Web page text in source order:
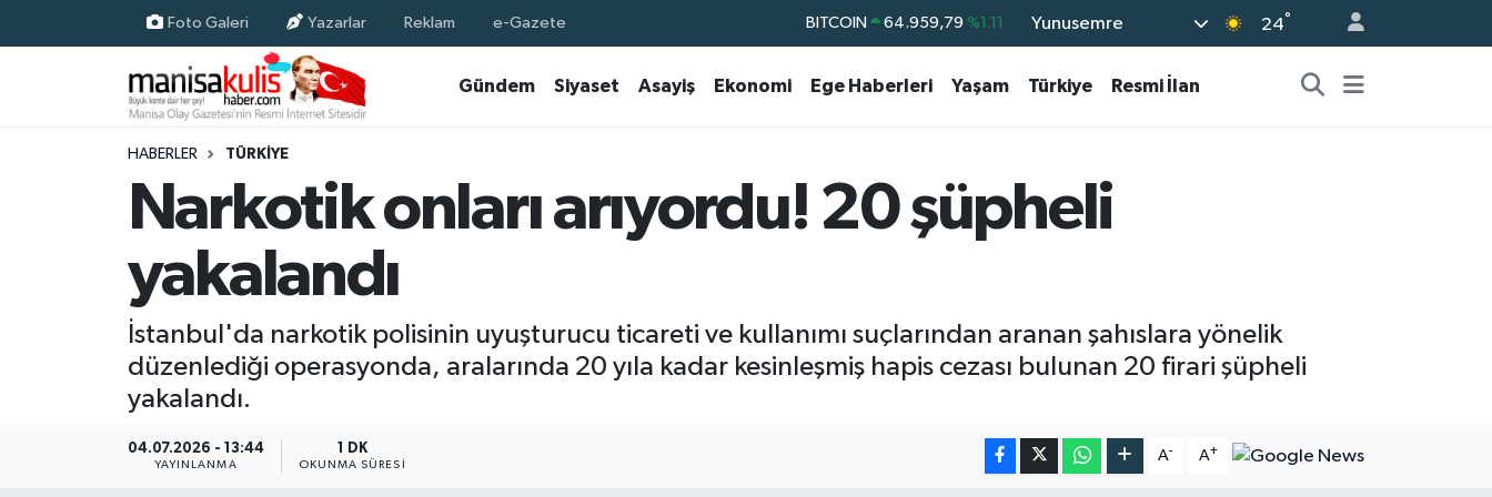
Foto Galeri Yazarlar Reklam e-Gazete BITCOIN 64.959,79 %1.11
GRAM ALTIN 6660.55 %0.03
BİST100 13.779 %-14
Yunusemre 24°
Gündem Siyaset Asayiş Ekonomi Ege Haberleri Yaşam Türkiye Resmi İlan
HABERLER TÜRKIYE
Narkotik onları arıyordu! 20 şüpheli
yakalandı
İstanbul'da narkotik polisinin uyuşturucu ticareti ve kullanımı suçlarından aranan şahıslara yönelik
düzenlediği operasyonda, aralarında 20 yıla kadar kesinleşmiş hapis cezası bulunan 20 firari şüpheli
yakalandı.
04.07.2026 - 13:44
YAYINLANMA
1 DK
OKUNMA SÜRESI
A- A+
Gündem
Resmi İlan
Yunusemre Nöbetçi Eczaneler
Yunusemre Trafik Yoğunluk Haritası
Süper Lig Puan Durumu ve Fikstür
Tüm Manşetler
Son Dakika Haberleri